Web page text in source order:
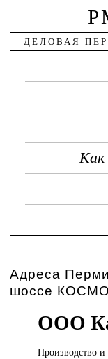
ДЕЛОВАЯ
Как
Адреса
шоссе
ООО
Производство и